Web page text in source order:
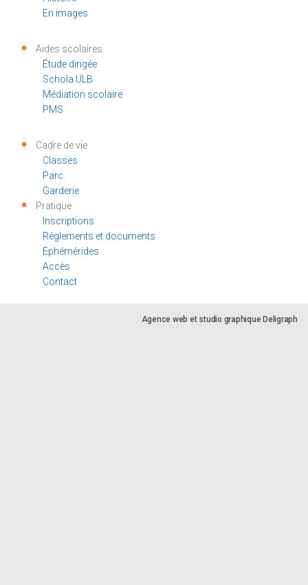
En images
Aides scolaires
Étude dirigée
Schola ULB
Médiation scolaire
PMS
Cadre de vie
Classes
Parc
Garderie
Pratique
Inscriptions
Règlements et documents
Ephémérides
Accès
Contact
Agence web et studio graphique Deligraph